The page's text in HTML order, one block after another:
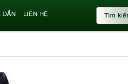
DẪN LIÊN HỆ